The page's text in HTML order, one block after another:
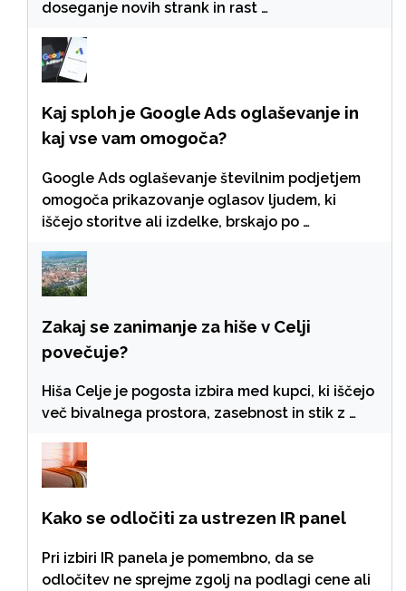
doseganje novih strank in rast …
Kaj sploh je Google Ads oglaševanje in
kaj vse vam omogoča?
Google Ads oglaševanje številnim podjetjem
omogoča prikazovanje oglasov ljudem, ki
iščejo storitve ali izdelke, brskajo po …
Zakaj se zanimanje za hiše v Celji
povečuje?
Hiša Celje je pogosta izbira med kupci, ki iščejo
več bivalnega prostora, zasebnost in stik z …
Kako se odločiti za ustrezen IR panel
Pri izbiri IR panela je pomembno, da se
odločitev ne sprejme zgolj na podlagi cene ali